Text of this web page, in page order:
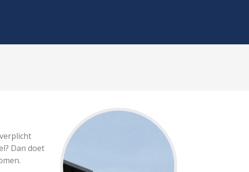
Dan doet